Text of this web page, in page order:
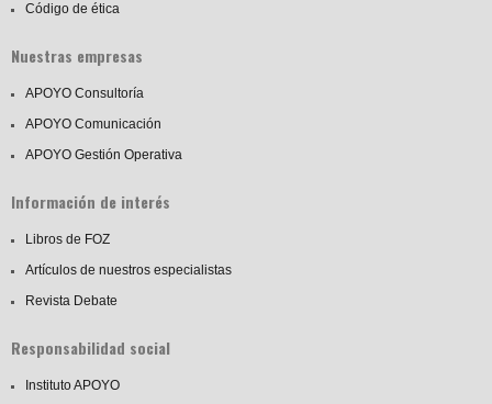
Código de ética
Nuestras empresas
APOYO Consultoría
APOYO Comunicación
APOYO Gestión Operativa
Información de interés
Libros de FOZ
Artículos de nuestros especialistas
Revista Debate
Responsabilidad social
Instituto APOYO